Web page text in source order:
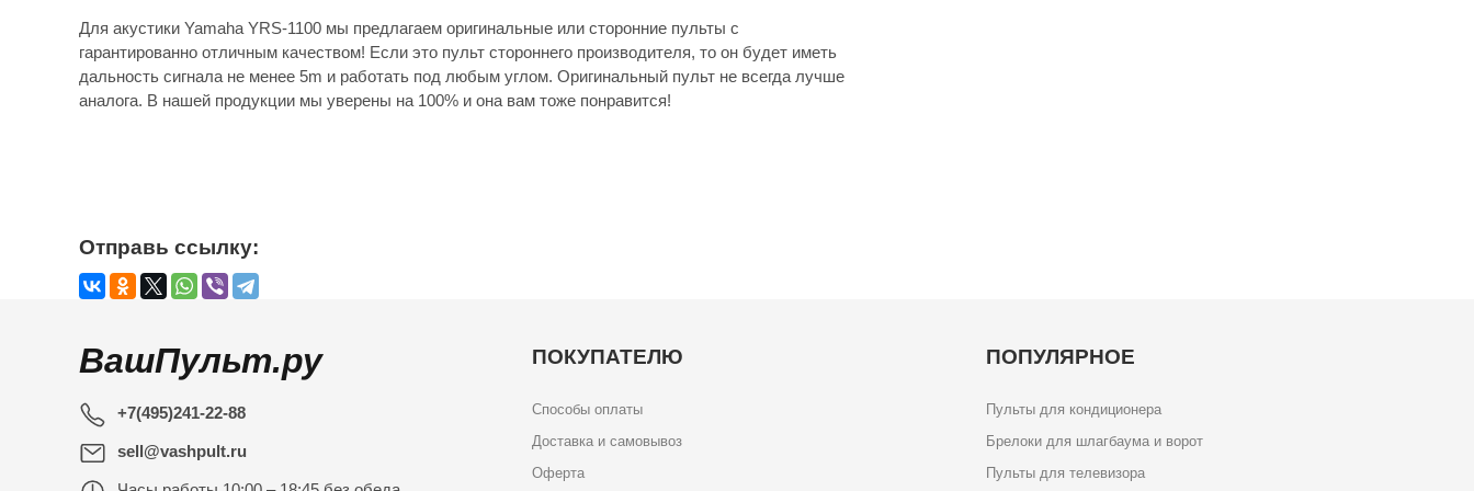
Для акустики Yamaha YRS-1100 мы предлагаем оригинальные или сторонние пульты с
гарантированно отличным качеством! Если это пульт стороннего производителя, то он будет иметь
дальность сигнала не менее 5m и работать под любым углом. Оригинальный пульт не всегда лучше
аналога. В нашей продукции мы уверены на 100% и она вам тоже понравится!
Отправь ссылку:
ВашПульт.ру
+7(495)241-22-88
sell@vashpult.ru
ПОКУПАТЕЛЮ
Способы оплаты
Доставка и самовывоз
Оферта
ПОПУЛЯРНОЕ
Пульты для кондиционера
Брелоки для шлагбаума и ворот
Пульты для телевизора